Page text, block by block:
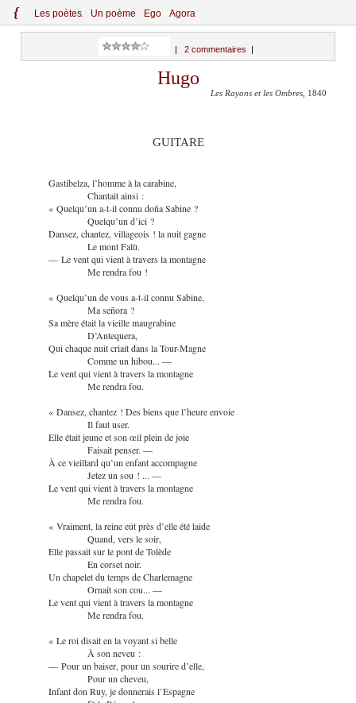
{ Les poètes Un poème Ego Agora
2 commentaires
Hugo
Les Rayons et les Ombres , 1840
GUITARE
Gastibelza, l’homme à la carabine,
Chantait ainsi :
« Quelqu’un a-t-il connu doña Sabine ?
Quelqu’un d’ici ?
Dansez, chantez, villageois ! la nuit gagne
Le mont Falù.
— Le vent qui vient à travers la montagne
Me rendra fou !
« Quelqu’un de vous a-t-il connu Sabine,
Ma señora ?
Sa mère était la vieille maugrabine
D’Antequera,
Qui chaque nuit criait dans la Tour-Magne
Comme un hibou... —
Le vent qui vient à travers la montagne
Me rendra fou.
« Dansez, chantez ! Des biens que l’heure envoie
Il faut user.
Elle était jeune et son œil plein de joie
Faisait penser. —
À ce vieillard qu’un enfant accompagne
Jetez un sou ! ... —
Le vent qui vient à travers la montagne
Me rendra fou.
« Vraiment, la reine eût près d’elle été laide
Quand, vers le soir,
Elle passait sur le pont de Tolède
En corset noir.
Un chapelet du temps de Charlemagne
Ornait son cou... —
Le vent qui vient à travers la montagne
Me rendra fou.
« Le roi disait en la voyant si belle
À son neveu :
— Pour un baiser, pour un sourire d’elle,
Pour un cheveu,
Infant don Ruy, je donnerais l’Espagne